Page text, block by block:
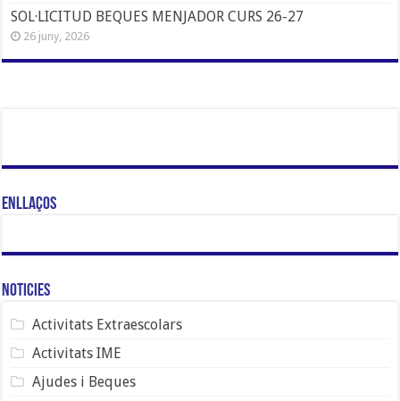
SOL·LICITUD BEQUES MENJADOR CURS 26-27
26 juny, 2026
Enllaços
Noticies
Activitats Extraescolars
Activitats IME
Ajudes i Beques